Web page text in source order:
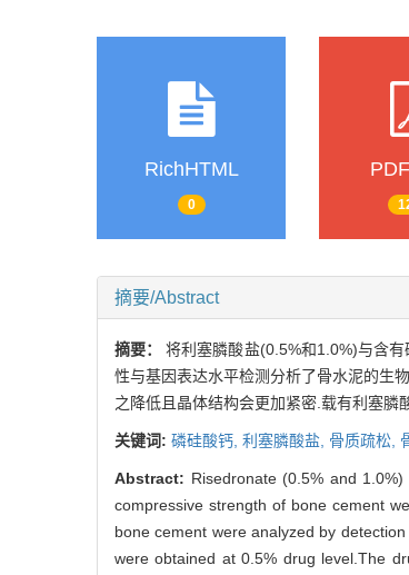
RichHTML
0
摘要/Abstract
摘要：将利塞膦酸盐(0.5%和1.0%)与含
性与基因表达水平检测分析了骨水泥的生
之降低且晶体结构会更加紧密.载有利塞
关键词: 磷硅酸钙, 利塞膦酸盐, 骨质疏松,
Abstract: Risedronate (0.5% and
compressive strength of bone cement
bone cement were analyzed by
were obtained at 0.5% drug level.The